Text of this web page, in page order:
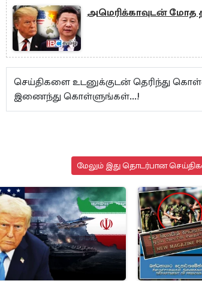
அமெரிக்காவுடன் மோத
செய்திகளை உடனுக்குடன் தெரிந்து
இணைந்து கொள்ளுங்கள்...!
மேலும் இது தொடர்பான